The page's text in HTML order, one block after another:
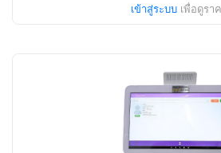
เข้าสู่ระบบเพื่อดูรา